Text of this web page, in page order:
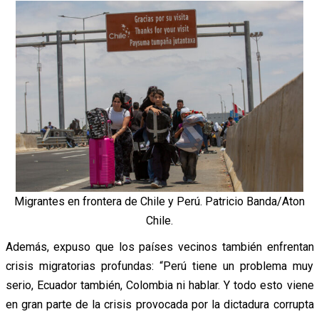
Migrantes en frontera de Chile y Perú. Patricio Banda/Aton
Chile.
Además, expuso que los países vecinos también enfrentan
crisis migratorias profundas: “Perú tiene un problema muy
serio, Ecuador también, Colombia ni hablar. Y todo esto viene
en gran parte de la crisis provocada por la dictadura corrupta